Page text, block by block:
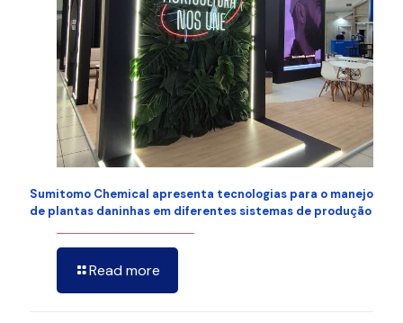
Sumitomo Chemical apresenta tecnologias para o manejo
de plantas daninhas em diferentes sistemas de produção
Read more